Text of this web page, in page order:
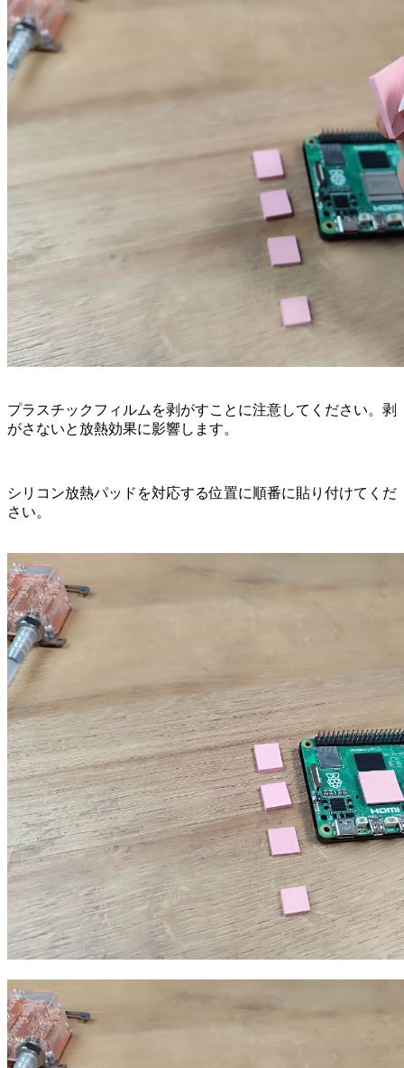
プラスチックフィルムを剥がすことに注意してください。剥
がさないと放熱効果に影響します。
シリコン放熱パッドを対応する位置に順番に貼り付けてくだ
さい。